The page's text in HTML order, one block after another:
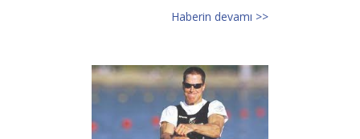
Haberin devamı >>